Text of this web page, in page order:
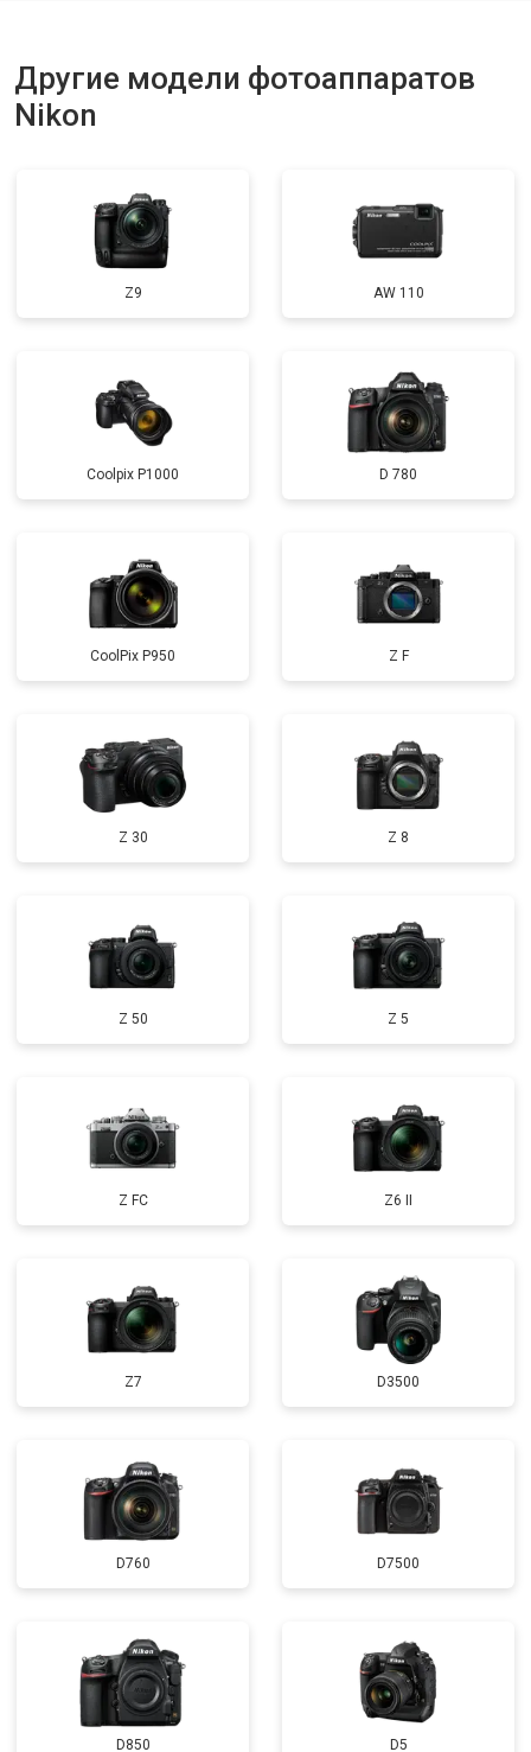
Другие модели фотоаппаратов
Nikon
Z9 AW 110
Coolpix P1000 D 780
CoolPix P950 Z F
Z 30 Z 8
Z 50 Z 5
Z FC Z6 II
Z7 D3500
D760 D7500
D850 D5